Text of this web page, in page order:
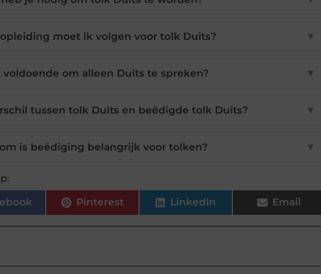
moet ik volgen voor tolk Duits? ▼
voldoende om alleen Duits te spreken? ▼
tussen tolk Duits en beëdigde tolk Duits? ▼
is beëdiging belangrijk voor tolken? ▼
Pinterest LinkedIn Email